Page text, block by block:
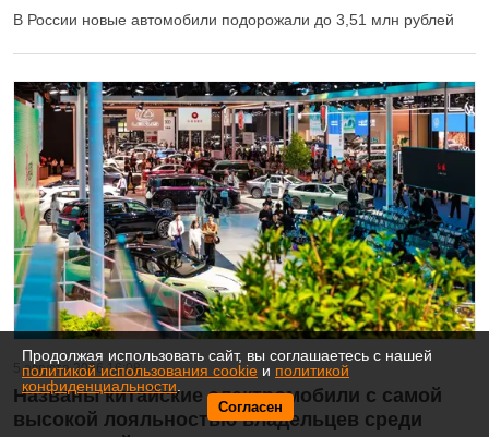
В России новые автомобили подорожали до 3,51 млн рублей
5 августа 2026 16:08
Названы китайские электромобили с самой
высокой лояльностью владельцев среди
Продолжая использовать сайт, вы соглашаетесь с нашей
политикой использования cookie и политикой
конфиденциальности
Согласен